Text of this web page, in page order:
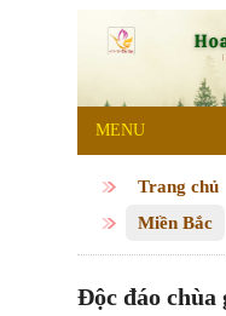
MENU
Trang chủ
Miền Bắc
Độc đáo chùa